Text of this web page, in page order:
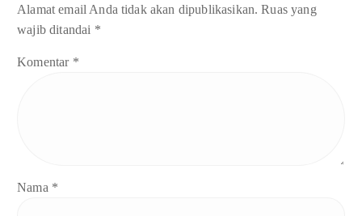
Alamat email Anda tidak akan dipublikasikan. Ruas yang
wajib ditandai *
Komentar *
Nama *